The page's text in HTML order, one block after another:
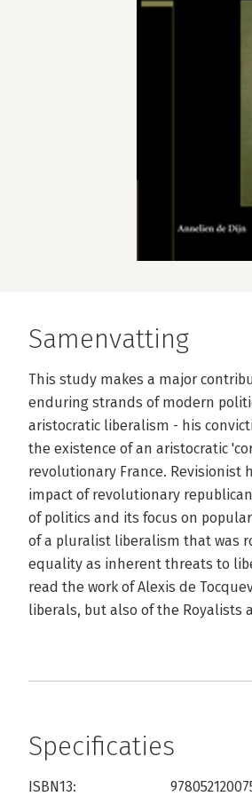
Samenvatting
This study makes a major
enduring strands of modern
aristocratic liberalism - his
the existence of an aristocratic
revolutionary France. Revisionist
impact of revolutionary
of politics and its focus on
of a pluralist liberalism that was
equality as inherent threats to
read the work of Alexis de
liberals, but also of the Royalists
Specificaties
ISBN13: